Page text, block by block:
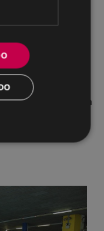
destaca la
en su